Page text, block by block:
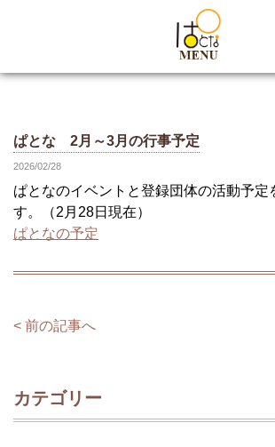
ぱとな 2月～3月の行事予定
2026/02/28
ぱとなのイベントと登録団体の活動予定
す。（2月28日現在）
ぱとなの予定
< 前の記事へ
カテゴリー